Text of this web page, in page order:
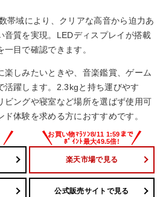
帯域により、クリアな高音から迫力あ
音質を実現。LEDディスプレイが搭載
目で確認できます。
楽しみたいときや、音楽鑑賞、ゲーム
活躍します。2.3kgと持ち運びやす
ビングや寝室など場所を選ばず使用可
体験を求める方におすすめです。
楽天市場で見る
公式販売サイトで見る